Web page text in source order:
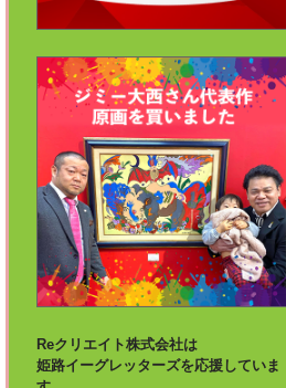
Reクリエイト株式会社は
姫路イーグレッターズを応援していま